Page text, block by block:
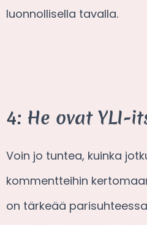
luonnollisella tavalla.
4: He ovat YLI-
Voin jo tuntea, kuinka
kommentteihin
on tärkeää